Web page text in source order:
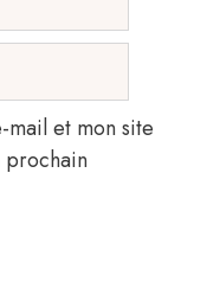
et mon site
prochain